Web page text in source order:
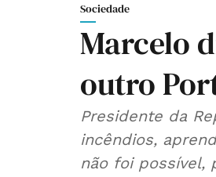
Sociedade
Marcelo
outro
Presidente da
incêndios,
não foi possível,